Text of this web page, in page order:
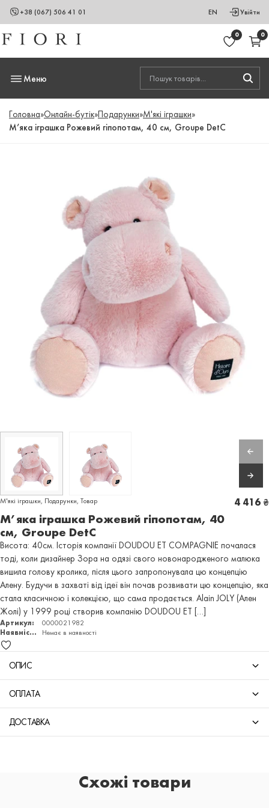
+38 (067) 506 41 01 EN Увійти
0 0
Меню
Головна»Онлайн-бутік»Подарунки»М'які іграшки»
М’яка іграшка Рожевий гіпопотам, 40 см, Groupe DetC
М'які іграшки, Подарунки, Товар
М’яка іграшка Рожевий гіпопотам, 40
см, Groupe DetC
4 416 ₴
Висота: 40см. Історія компанії DOUDOU ET COMPAGNIE почалася
тоді, коли дизайнер Зора на одязі свого новонародженого малюка
вишила голову кролика, після цього запропонувала цю концепцію
Алену. Будучи в захваті від ідеї він почав розвивати цю концепцію, яка
стала класичною і колекцією, що сама продається. Alain JOLY (Ален
Жолі) у 1999 році створив компанію DOUDOU ET […]
Артикул:
0000021982
Наявність:
Немає в наявності
ОПИС
ОПЛАТА
ДОСТАВКА
Схожі товари